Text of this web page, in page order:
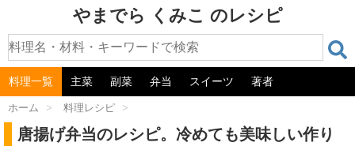
やまでら くみこ のレシピ
料理一覧 主菜 副菜 弁当 スイーツ 著者
ホーム > 料理レシピ >
唐揚げ弁当のレシピ。冷めても美味しい作り